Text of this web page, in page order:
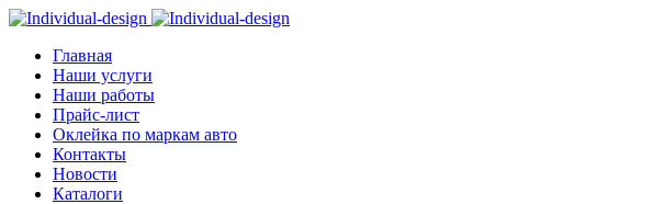
Главная
Наши услуги
Наши работы
Прайс-лист
Оклейка по маркам авто
Контакты
Новости
Каталоги